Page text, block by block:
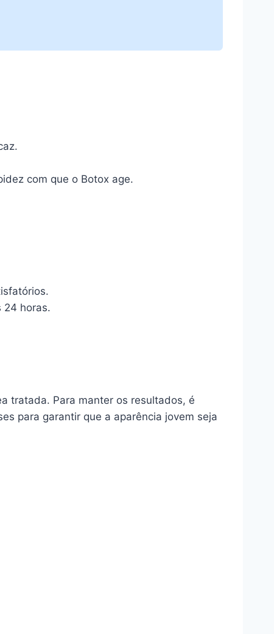
com que o Botox age.
24 horas.
tratada. Para manter os resultados, é
para garantir que a aparência jovem seja